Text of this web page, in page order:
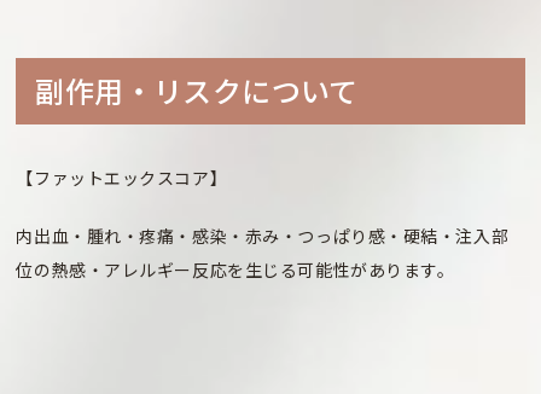
副作⽤・リスクについて
【ファットエックスコア】
内出血・腫れ・疼痛・感染・赤み・つっぱり感・硬結・注入部
位の熱感・アレルギー反応を生じる可能性があります。